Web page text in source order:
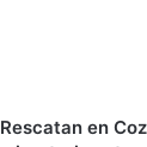
Rescatan en